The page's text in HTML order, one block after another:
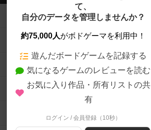
て、
自分のデータを管理しませんか？
約75,000人がボドゲーマを利用中！
遊んだボードゲームを記録する
気になるゲームのレビューを読む
お気に入り作品・所有リストの共
有
ログイン / 会員登録（10秒）
ボードゲームを検索する
ボードゲームの新着レビュー
ボードゲーム会情報
メカニクス特集
掲示板・トピックス